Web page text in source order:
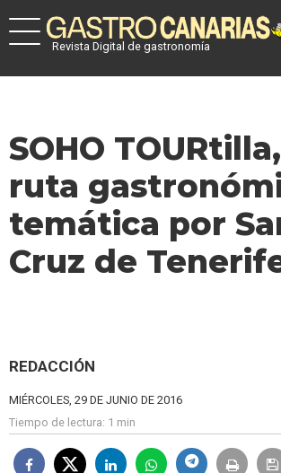
Revista Digital de gastronomía
SOHO
ruta
temática por
Cruz de
REDACCIÓN
MIÉRCOLES, 29 DE JUNIO DE 2016
Tiempo de lectura: 1 min